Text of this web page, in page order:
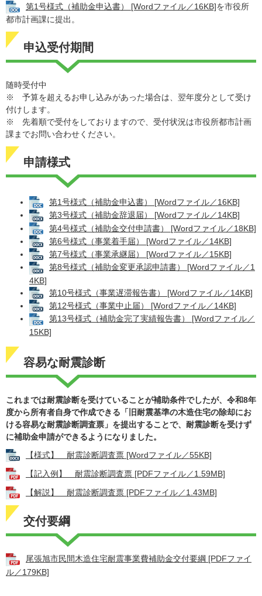
第1号様式（補助金申込書） [Wordファイル／16KB]を市役所
都市計画課に提出。
申込受付期間
随時受付中
​※ 予算を超えるお申し込みがあった場合は、翌年度分として受け
付けします。
※ 先着順で受付をしておりますので、受付状況は市役所都市計画
課までお問い合わせください。
申請様式
第1号様式（補助金申込書） [Wordファイル／16KB]
第3号様式（補助金辞退届） [Wordファイル／14KB]
第4号様式（補助金交付申請書） [Wordファイル／18KB]
第6号様式（事業着手届） [Wordファイル／14KB]
第7号様式（事業承継届） [Wordファイル／15KB]
第8号様式（補助金変更承認申請書） [Wordファイル／1
4KB]
第10号様式（事業遅滞報告書） [Wordファイル／14KB]
第12号様式（事業中止届） [Wordファイル／14KB]
第13号様式（補助金完了実績報告書） [Wordファイル／
15KB]
容易な耐震診断
これまでは耐震診断を受けていることが補助条件でしたが、令和8年
度から所有者自身で作成できる「旧耐震基準の木造住宅の除却にお
ける容易な耐震診断調査票」を提出することで、耐震診断を受けず
に補助金申請ができるようになりました。
【様式】 耐震診断調査票 [Wordファイル／55KB]
【記入例】 耐震診断調査票 [PDFファイル／1.59MB]
【解説】 耐震診断調査票 [PDFファイル／1.43MB]
交付要綱
尾張旭市民間木造住宅耐震事業費補助金交付要綱 [PDFファイ
ル／179KB]